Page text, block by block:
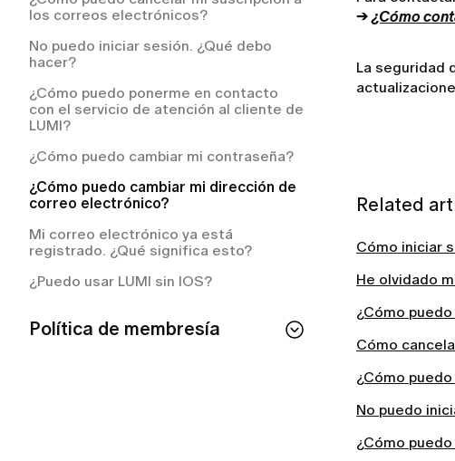
está agotado?
¿Cómo puedo devolver un artículo que
no me queda bien?
¿Cómo obtengo las instrucciones de
devolución?
¿Tengo que pagar los gastos de envío
de la devolución?
¿A qué países realizamos envíos?
¿Cómo realizar un pedido en LUMI?
los correos electrónicos?
No puedo iniciar sesión. ¿Qué debo
hacer?
¿Cómo puedo ponerme en contacto
con el servicio de atención al cliente de
LUMI?
¿Cómo puedo cambiar mi contraseña?
¿Cómo puedo cambiar mi dirección de
correo electrónico?
Mi correo electrónico ya está
registrado. ¿Qué significa esto?
¿Puedo usar LUMI sin IOS?
Política de membresía
→¿Cómo
La seguridad
Related
Cómo iniciar
He olvidado
¿Cómo
Cómo
¿Cómo
No puedo
¿Cómo